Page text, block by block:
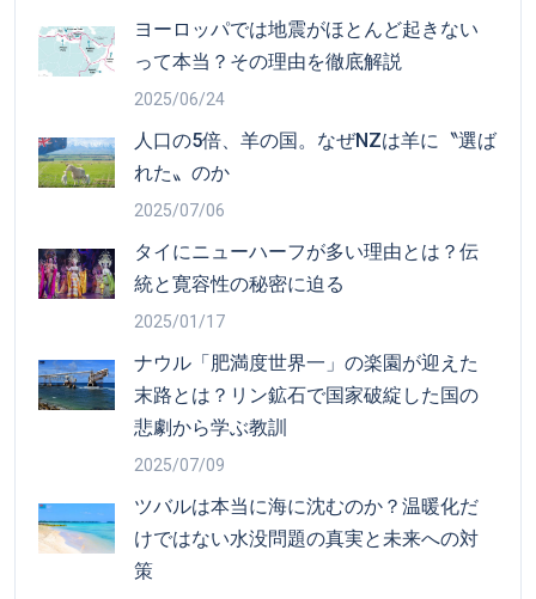
ヨーロッパでは地震がほとんど起きない
って本当？その理由を徹底解説
2025/06/24
人口の5倍、羊の国。なぜNZは羊に〝選ば
れた〟のか
2025/07/06
タイにニューハーフが多い理由とは？伝
統と寛容性の秘密に迫る
2025/01/17
ナウル「肥満度世界一」の楽園が迎えた
末路とは？リン鉱石で国家破綻した国の
悲劇から学ぶ教訓
2025/07/09
ツバルは本当に海に沈むのか？温暖化だ
けではない水没問題の真実と未来への対
策